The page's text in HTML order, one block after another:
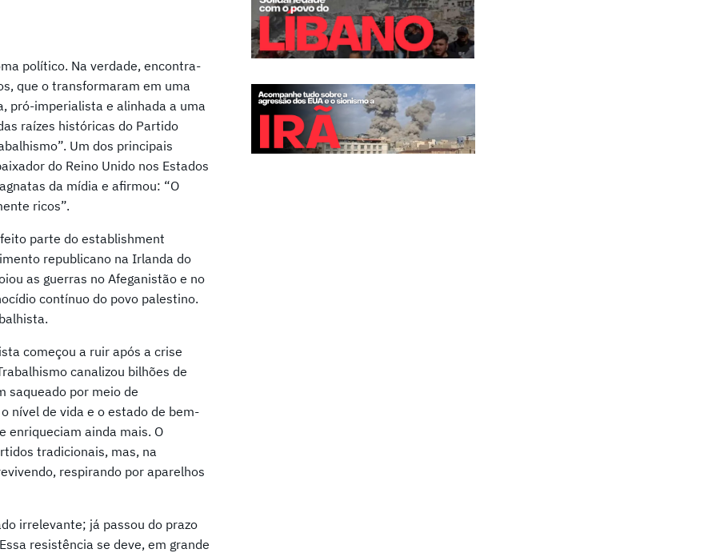
político. Na verdade, encontra-
que o transformaram em uma
pró-imperialista e alinhada a uma
raízes históricas do Partido
Um dos principais
do Reino Unido nos Estados
da mídia e afirmou: “O
ricos”.
parte do establishment
republicano na Irlanda do
as guerras no Afeganistão e no
contínuo do povo palestino.
começou a ruir após a crise
canalizou bilhões de
saqueado por meio de
nível de vida e o estado de bem-
enriqueciam ainda mais. O
tradicionais, mas, na
respirando por aparelhos
irrelevante; já passou do prazo
resistência se deve, em grande